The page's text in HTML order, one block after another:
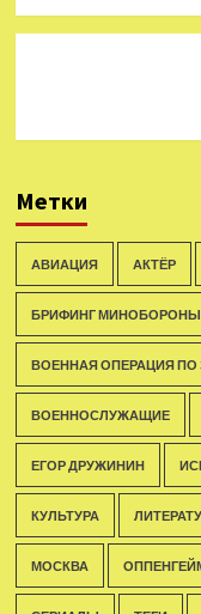
Метки
АВИАЦИЯ АКТЁР
БРИФИНГ МИНОБОРОНЫ
ВОЕННАЯ ОПЕРАЦИЯ
ВОЕННОСЛУЖАЩИЕ
ЕГОР ДРУЖИНИН
КУЛЬТУРА
МОСКВА